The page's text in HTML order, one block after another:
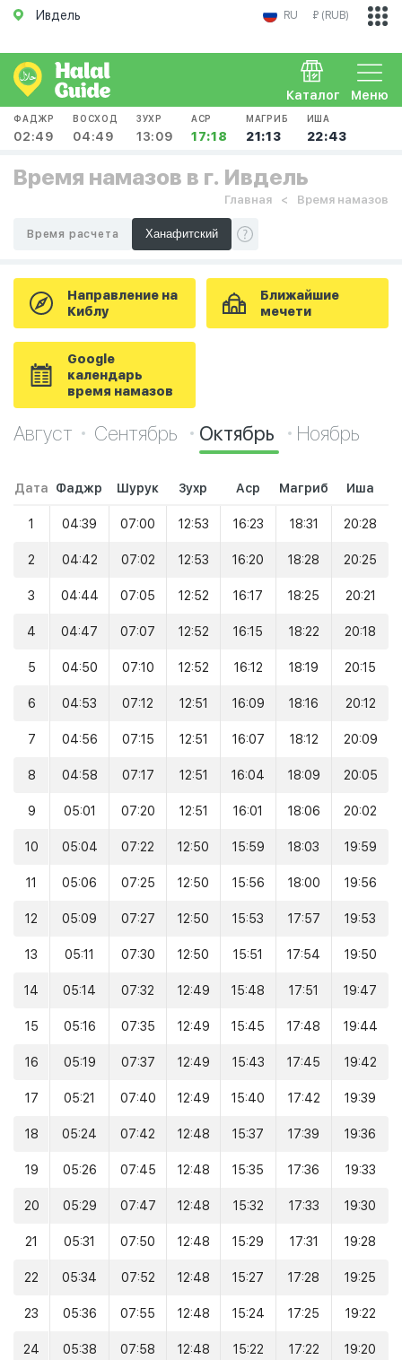
Ивдель RU ₽ (RUB)
Меню
Каталог
ФАДЖР
02:49
ВОСХОД
04:49
ЗУХР
13:09
АСР
17:18
МАГРИБ
21:13
ИША
22:43
Время намазов в г. Ивдель
Главная Время намазов
Время расчета
Направление на
Киблу
Ближайшие
мечети
Google
календарь
время намазов
Август Сентябрь Октябрь Ноябрь
Дата Фаджр Шурук Зухр Аср Магриб Иша
1 04:39 07:00 12:53 16:23 18:31 20:28
2 04:42 07:02 12:53 16:20 18:28 20:25
3 04:44 07:05 12:52 16:17 18:25 20:21
4 04:47 07:07 12:52 16:15 18:22 20:18
5 04:50 07:10 12:52 16:12 18:19 20:15
6 04:53 07:12 12:51 16:09 18:16 20:12
7 04:56 07:15 12:51 16:07 18:12 20:09
8 04:58 07:17 12:51 16:04 18:09 20:05
9 05:01 07:20 12:51 16:01 18:06 20:02
10 05:04 07:22 12:50 15:59 18:03 19:59
11 05:06 07:25 12:50 15:56 18:00 19:56
12 05:09 07:27 12:50 15:53 17:57 19:53
13 05:11 07:30 12:50 15:51 17:54 19:50
14 05:14 07:32 12:49 15:48 17:51 19:47
15 05:16 07:35 12:49 15:45 17:48 19:44
16 05:19 07:37 12:49 15:43 17:45 19:42
17 05:21 07:40 12:49 15:40 17:42 19:39
18 05:24 07:42 12:48 15:37 17:39 19:36
19 05:26 07:45 12:48 15:35 17:36 19:33
20 05:29 07:47 12:48 15:32 17:33 19:30
21 05:31 07:50 12:48 15:29 17:31 19:28
22 05:34 07:52 12:48 15:27 17:28 19:25
23 05:36 07:55 12:48 15:24 17:25 19:22
24 05:38 07:58 12:48 15:22 17:22 19:20